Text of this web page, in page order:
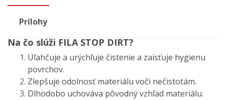
Prílohy
Na čo slúži FILA STOP DIRT?
Uľahčuje a urýchľuje čistenie a zaisťuje hygienu
povrchov.
Zlepšuje odolnosť materiálu voči nečistotám.
Dlhodobo uchováva pôvodný vzhľad materiálu.